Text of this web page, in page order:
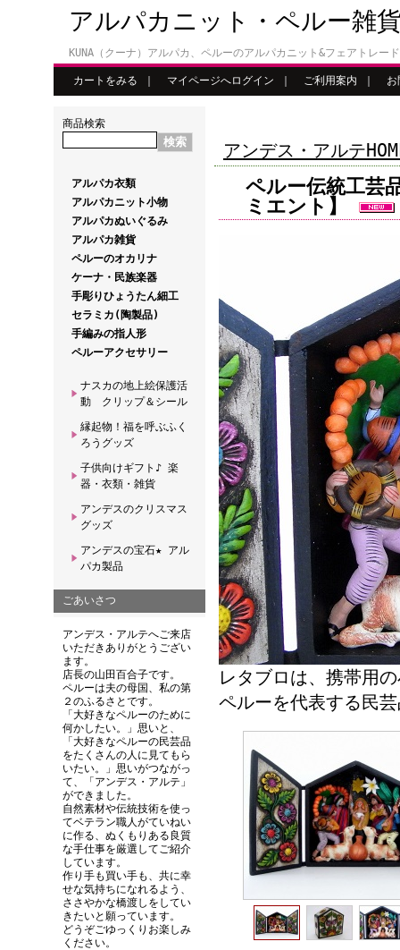
アルパカニット・ペルー雑
KUNA（クーナ）アルパカ、ペルーのアルパカニット&フェアトレー
カートをみる マイページへログイン ご利用案内 お
商品検索
アルパカ衣類
アルパカニット小物
アルパカぬいぐるみ
アルパカ雑貨
ペルーのオカリナ
ケーナ・民族楽器
手彫りひょうたん細工
セラミカ(陶製品)
手編みの指人形
ペルーアクセサリー
ナスカの地上絵保護活
動 クリップ＆シール
縁起物！福を呼ぶふく
ろうグッズ
子供向けギフト♪ 楽
器・衣類・雑貨
アンデスのクリスマス
グッズ
アンデスの宝石★ アル
パカ製品
ごあいさつ
アンデス・アルテへご来店
いただきありがとうござい
ます。
店長の山田百合子です。
ペルーは夫の母国、私の第
２のふるさとです。
「大好きなペルーのために
何かしたい。」思いと、
「大好きなペルーの民芸品
をたくさんの人に見てもら
いたい。」思いがつながっ
て、「アンデス・アルテ」
ができました。
自然素材や伝統技術を使っ
てベテラン職人がていねい
に作る、ぬくもりある良質
な手仕事を厳選してご紹介
しています。
作り手も買い手も、共に幸
せな気持ちになれるよう、
ささやかな橋渡しをしてい
きたいと願っています。
どうぞごゆっくりお楽しみ
ください。
アンデス・アルテ
ペルー伝統工芸
ミエント】
レタブロは、携帯用
ペルーを代表する民